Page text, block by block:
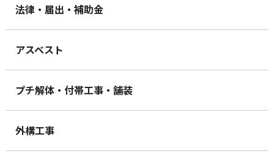
法律・届出・補助金
アスベスト
プチ解体・付帯工事・舗装
外構工事